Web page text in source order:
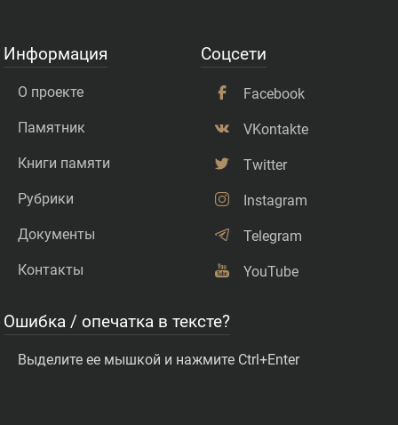
Информация
О проекте
Памятник
Книги памяти
Рубрики
Документы
Контакты
Соцсети
Facebook
VKontakte
Twitter
Instagram
Telegram
YouTube
Ошибка / опечатка в тексте?
Выделите ее мышкой и нажмите Ctrl+Enter